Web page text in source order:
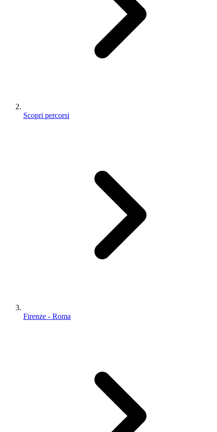
Scopri percorsi
Firenze - Roma